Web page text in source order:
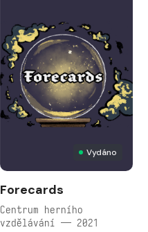
Vydáno
Forecards
Centrum herního
vzdělávání — 2021